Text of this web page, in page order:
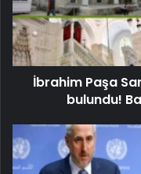
İbrahim Paşa
bulundu!